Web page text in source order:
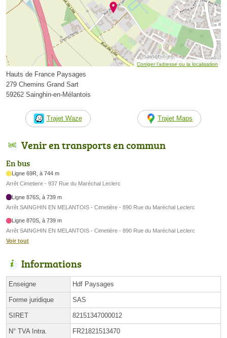
Corriger l’adresse ou la localisation
Hauts de France Paysages
279 Chemins Grand Sart
59262 Sainghin-en-Mélantois
Trajet Waze Trajet Maps
Venir en transports en commun
En bus
Ligne 69R, à 744 m
Arrêt Cimetiere - 937 Rue du Maréchal Leclerc
Ligne 876S, à 739 m
Arrêt SAINGHIN EN MELANTOIS - Cimetière - 890 Rue du Maréchal Leclerc
Ligne 870S, à 739 m
Arrêt SAINGHIN EN MELANTOIS - Cimetière - 890 Rue du Maréchal Leclerc
Voir tout
Informations
Enseigne Hdf Paysages
Forme juridique SAS
SIRET 82151347000012
N° TVA Intra. FR21821513470